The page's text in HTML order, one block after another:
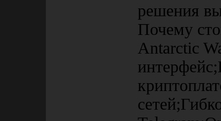
решения
Почему
Antarctic